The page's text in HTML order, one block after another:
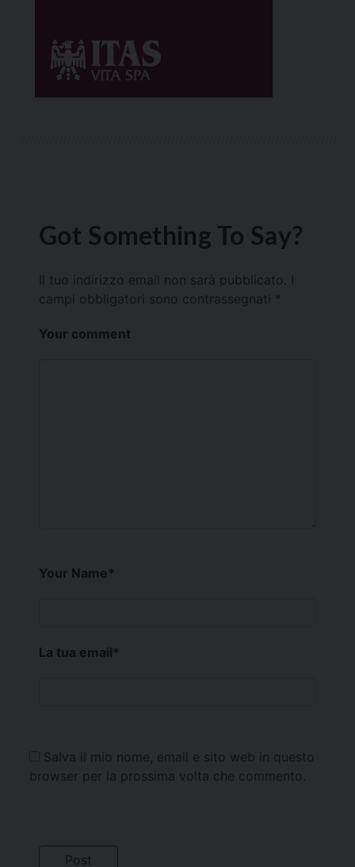
Got Something To Say?
Il tuo indirizzo email non sarà pubblicato.
campi obbligatori sono contrassegnati *
Your comment
Your Name*
La tua email*
Salva il mio nome, email e sito web in questo
browser per la prossima volta che commento.